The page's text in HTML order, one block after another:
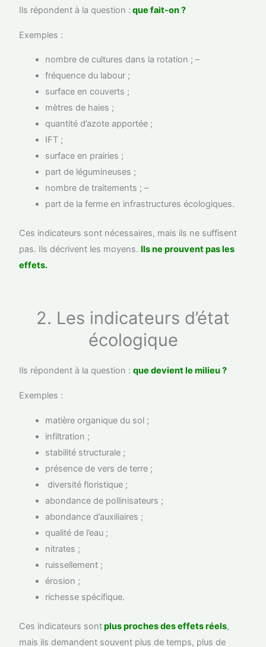
Ils répondent à la question : que fait-on ?
Exemples :
nombre de cultures dans la rotation ; –
fréquence du labour ;
surface en couverts ;
mètres de haies ;
quantité d’azote apportée ;
IFT ;
surface en prairies ;
part de légumineuses ;
nombre de traitements ; –
part de la ferme en infrastructures écologiques.
Ces indicateurs sont nécessaires, mais ils ne suffisent
pas. Ils décrivent les moyens. Ils ne prouvent pas les
effets.
2. Les indicateurs d’état
écologique
Ils répondent à la question :que devient le milieu ?
Exemples :
matière organique du sol ;
infiltration ;
stabilité structurale ;
présence de vers de terre ;
diversité floristique ;
abondance de pollinisateurs ;
abondance d’auxiliaires ;
qualité de l’eau ;
nitrates ;
ruissellement ;
érosion ;
richesse spécifique.
Ces indicateurs sontplus proches des effets réels,
mais ils demandent souvent plus de temps, plus de